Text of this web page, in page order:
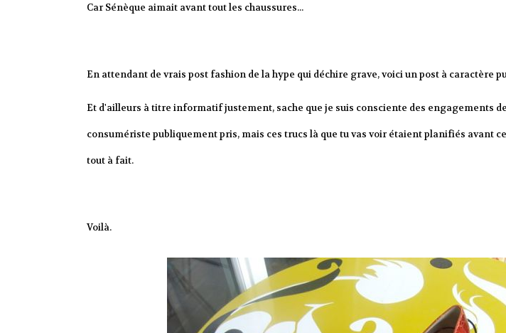
Car Sénèque aimait avant tout les chaussures...
En attendant de vrais post fashion de la hype qui déchire grave, voici un post à caractère
Et d'ailleurs à titre informatif justement, sache que je suis consciente des engagements
consumériste publiquement pris, mais ces trucs là que tu vas voir étaient planifiés avant
tout à fait.
Voilà.